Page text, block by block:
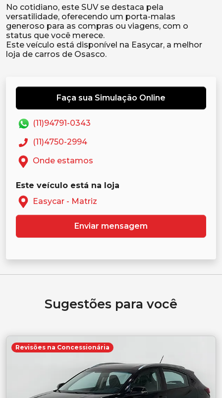
No cotidiano, este SUV se destaca pela
versatilidade, oferecendo um porta-malas
generoso para as compras ou viagens, com o
status que você merece.
Este veículo está disponível na Easycar, a melhor
Faça sua Simulação Online
(11)94791-0343
(11)4750-2994
Onde estamos
Este veículo está na loja
Easycar - Matriz
Enviar mensagem
Sugestões para você
Revisões na Concessionária